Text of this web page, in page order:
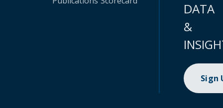
DATA
&
Sign